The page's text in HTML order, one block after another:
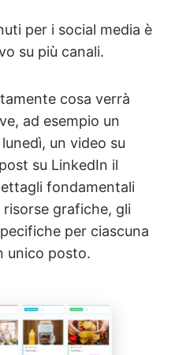
per i social media è
su più canali.
cosa verrà
ad esempio un
un video su
su LinkedIn il
fondamentali
grafiche, gli
per ciascuna
unico posto.